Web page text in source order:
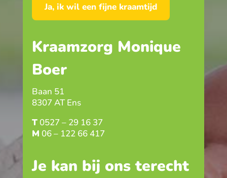
Ja, ik wil een fijne kraamtijd
Kraamzorg Monique
Boer
Baan 51
8307 AT Ens
T 0527 – 29 16 37
M 06 – 122 66 417
Je kan bij ons terecht